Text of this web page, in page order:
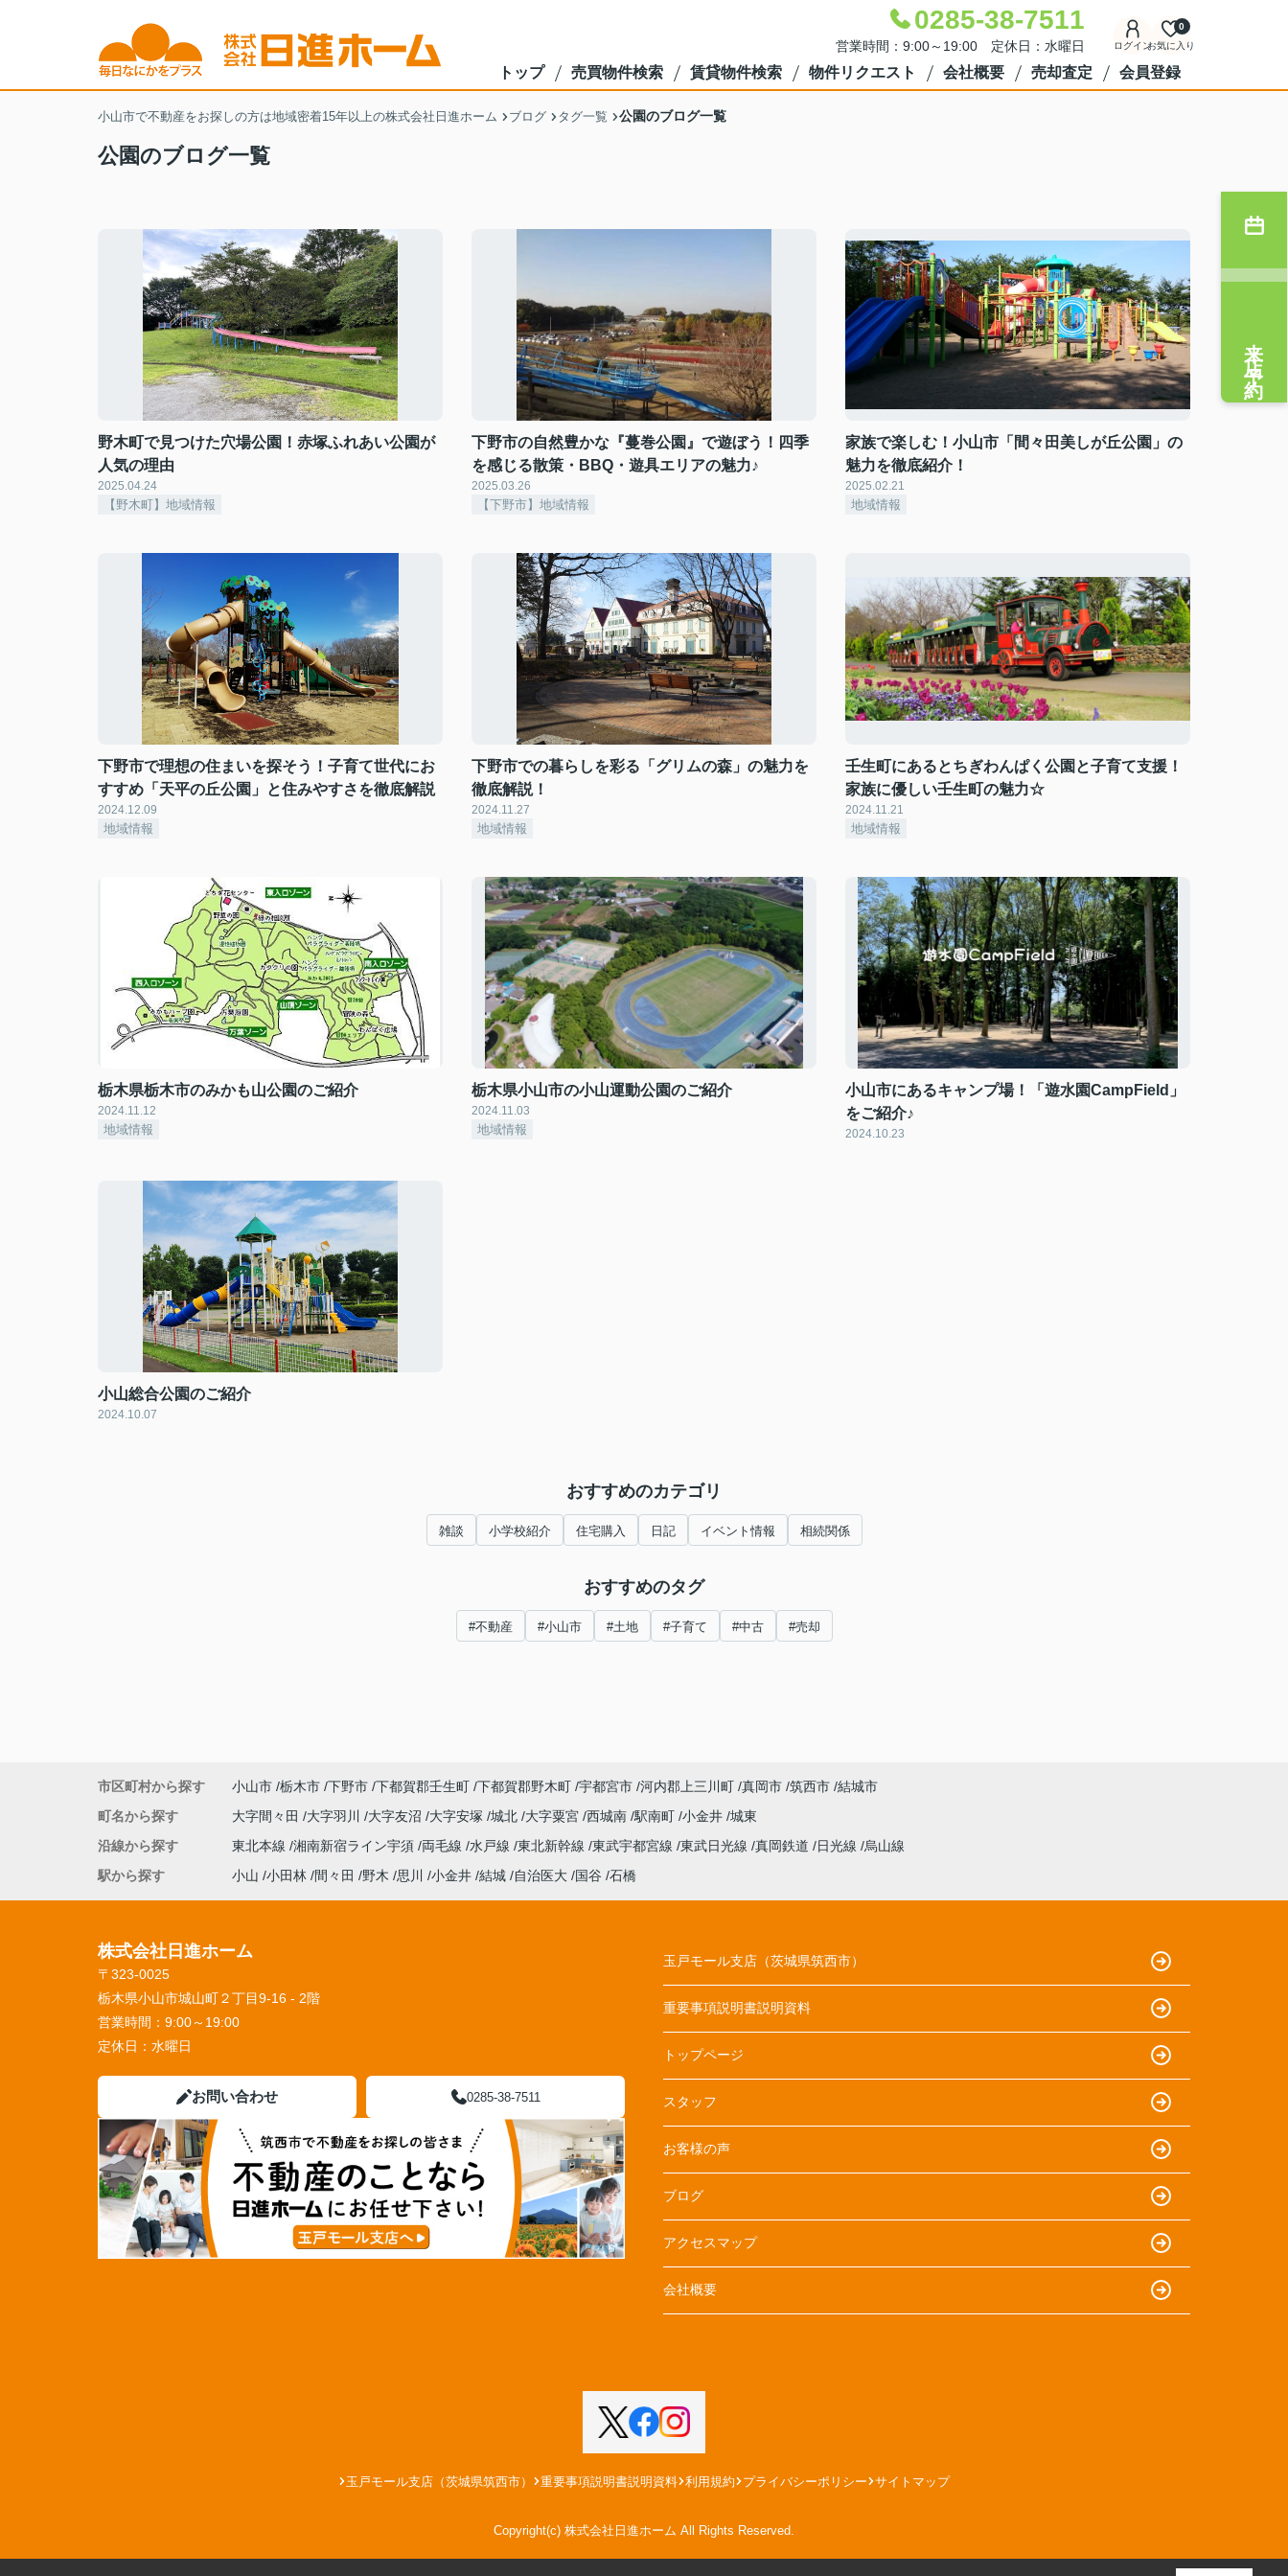
0285-38-7511
営業時間：9:00～19:00 定休日：水曜日 ログインお気に入り
0
トップ 売買物件検索 賃貸物件検索 物件リクエスト 会社概要 売却査定 会員登録
小山市で不動産をお探しの方は地域密着15年以上の株式会社日進ホーム ブログ タグ一覧 公園のブログ一覧
公園のブログ一覧
野木町で見つけた穴場公園！赤塚ふれあい公園が
人気の理由
2025.04.24
【野木町】地域情報
下野市の自然豊かな『蔓巻公園』で遊ぼう！四季
を感じる散策・BBQ・遊具エリアの魅力♪
2025.03.26
【下野市】地域情報
家族で楽しむ！小山市「間々田美しが丘公園」の
魅力を徹底紹介！
2025.02.21
地域情報
下野市で理想の住まいを探そう！子育て世代にお
すすめ「天平の丘公園」と住みやすさを徹底解説
2024.12.09
地域情報
下野市での暮らしを彩る「グリムの森」の魅力を
徹底解説！
2024.11.27
地域情報
壬生町にあるとちぎわんぱく公園と子育て支援！
家族に優しい壬生町の魅力☆
2024.11.21
地域情報
栃木県栃木市のみかも山公園のご紹介
2024.11.12
地域情報
栃木県小山市の小山運動公園のご紹介
2024.11.03
地域情報
小山市にあるキャンプ場！「遊水園CampField」
をご紹介♪
2024.10.23
小山総合公園のご紹介
2024.10.07
おすすめのカテゴリ
雑談 小学校紹介 住宅購入 日記 イベント情報 相続関係
おすすめのタグ
#不動産 #小山市 #土地 #子育て #中古 #売却
来店予約
市区町村から探す 小山市 栃木市 下野市 下都賀郡壬生町 下都賀郡野木町 宇都宮市 河内郡上三川町 真岡市 筑西市 結城市
町名から探す
大字間々田 大字羽川 大字友沼 大字安塚 城北 大字粟宮 西城南 駅南町 小金井 城東
沿線から探す
東北本線 湘南新宿ライン宇須 両毛線 水戸線 東北新幹線 東武宇都宮線 東武日光線 真岡鉄道 日光線
烏山線
駅から探す
小山 小田林 間々田 野木 思川 小金井 結城 自治医大 国谷 石橋
株式会社日進ホーム
〒323-0025
栃木県小山市城山町２丁目9-16 - 2階
営業時間： 9:00～19:00
定休日： 水曜日
お問い合わせ 0285-38-7511
玉戸モール支店（茨城県筑西市）
重要事項説明書説明資料
トップページ
スタッフ
お客様の声
ブログ
アクセスマップ
会社概要
玉戸モール支店（茨城県筑西市） 重要事項説明書説明資料 利用規約 プライバシーポリシー サイトマップ
Copyright(c) 株式会社日進ホーム All Rights Reserved.